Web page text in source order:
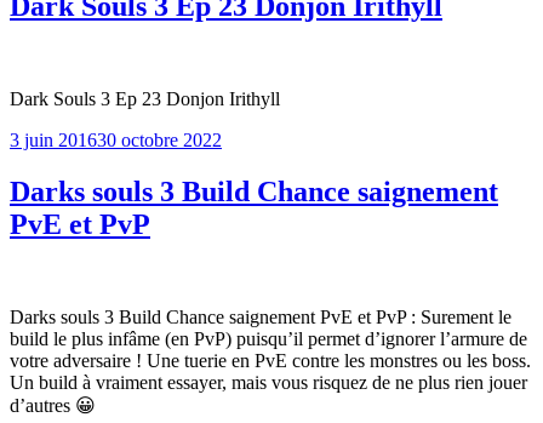
Dark Souls 3 Ep 23 Donjon Irithyll
Dark Souls 3 Ep 23 Donjon Irithyll
Publié
3 juin 201630 octobre 2022
Darks souls 3 Build Chance saignement
PvE et PvP
Darks souls 3 Build Chance saignement PvE et PvP : Surement le
build le plus infâme (en PvP) puisqu’il permet d’ignorer l’armure de
votre adversaire ! Une tuerie en PvE contre les monstres ou les boss.
Un build à vraiment essayer, mais vous risquez de ne plus rien jouer
d’autres 😀